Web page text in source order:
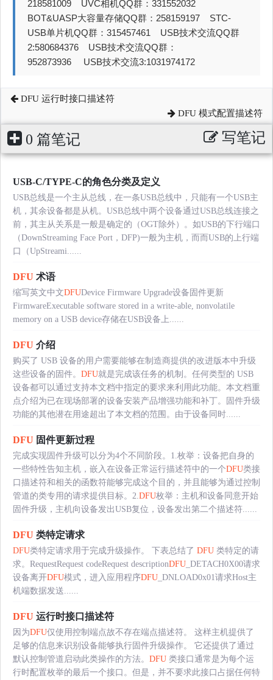
218581009 UVC相机QQ群：331552032
BOT&UASP大容量存储QQ群：258159197 STC-
USB单片机QQ群：315457461 USB技术交流QQ群
2:580684376 USB技术交流QQ群：
952873936 USB技术交流3:1031974172
DFU 运行时接口描述符
DFU 模式配置描述符
0 篇笔记 写笔记
USB-C/TYPE-C的角色分类及定义
USB总线是一个主从总线，在一条USB总线中，只能有一个USB主
机，其余设备都是从机。USB总线中两个设备通过USB总线连接之
前，其主从关系是一般是确定的（OGT除外）。如USB的下行端口
（DownStreaming Face Port，DFP)一般为主机，而而USB的上行端
口（UpStreami......
DFU 术语
缩写英文中文DFUDevice Firmware Upgrade设备固件更新
FirmwareExecutable software stored in a write-able, nonvolatile
memory on a USB device存储在USB设备上......
DFU 介绍
购买了 USB 设备的用户需要能够在制造商提供的改进版本中升级
这些设备的固件。 DFU就是完成该任务的机制。任何类型的 USB
设备都可以通过支持本文档中指定的要求来利用此功能。本文档重
点介绍为已在现场部署的设备安装产品增强功能和补丁。固件升级
功能的其他潜在用途超出了本文档的范围。由于设备同时......
DFU 固件更新过程
完成实现固件升级可以分为4个不同阶段。1.枚举：设备把自身的
一些特性告知主机，嵌入在设备正常运行描述符中的一个DFU类接
口描述符和相关的函数符能够完成这个目的，并且能够为通过控制
管道的类专用的请求提供目标。2. DFU枚举：主机和设备同意开始
固件升级，主机向设备发出USB复位，设备发出第二个描述符......
DFU 类特定请求
DFU类特定请求用于完成升级操作。 下表总结了 DFU 类特定的请
求。RequestRequest codeRequest descriptionDFU _DETACH0X00请求
设备离开DFU模式，进入应用程序DFU _DNLOAD0x01请求Host主
机端数据发送......
DFU 运行时接口描述符
因为DFU仅使用控制端点故不存在端点描述符。 这样主机提供了
足够的信息来识别设备能够执行固件升级操作。 它还提供了通过
默认控制管道启动此类操作的方法。 DFU 类接口通常是为每个运
行时配置枚举的最后一个接口。但是，并不要求此接口占据任何特